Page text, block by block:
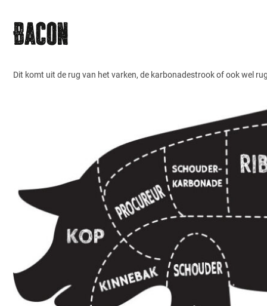
Bacon
Dit komt uit de rug van het varken, de karbonadestrook of ook wel